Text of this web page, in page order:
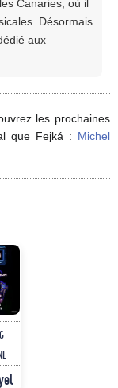
Canaries, où il
Désormais
aux
les prochaines
que Fejká : Michel